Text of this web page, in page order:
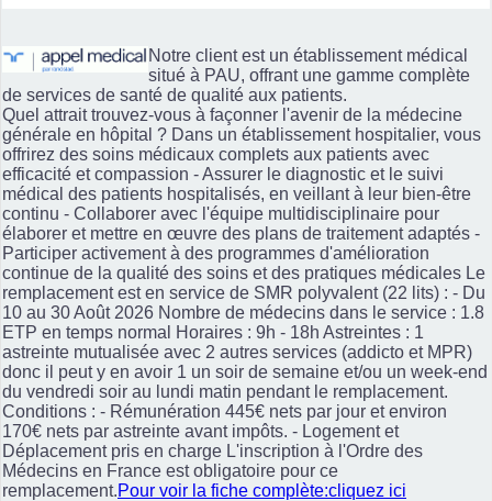
Notre client est un établissement médical
situé à PAU, offrant une gamme complète
de services de santé de qualité aux patients.
Quel attrait trouvez-vous à façonner l'avenir de la médecine
générale en hôpital ? Dans un établissement hospitalier, vous
offrirez des soins médicaux complets aux patients avec
efficacité et compassion - Assurer le diagnostic et le suivi
médical des patients hospitalisés, en veillant à leur bien-être
continu - Collaborer avec l'équipe multidisciplinaire pour
élaborer et mettre en œuvre des plans de traitement adaptés -
Participer activement à des programmes d'amélioration
continue de la qualité des soins et des pratiques médicales Le
remplacement est en service de SMR polyvalent (22 lits) : - Du
10 au 30 Août 2026 Nombre de médecins dans le service : 1.8
ETP en temps normal Horaires : 9h - 18h Astreintes : 1
astreinte mutualisée avec 2 autres services (addicto et MPR)
donc il peut y en avoir 1 un soir de semaine et/ou un week-end
du vendredi soir au lundi matin pendant le remplacement.
Conditions : - Rémunération 445€ nets par jour et environ
170€ nets par astreinte avant impôts. - Logement et
Déplacement pris en charge L'inscription à l'Ordre des
Médecins en France est obligatoire pour ce
remplacement.Pour voir la fiche complète:cliquez ici